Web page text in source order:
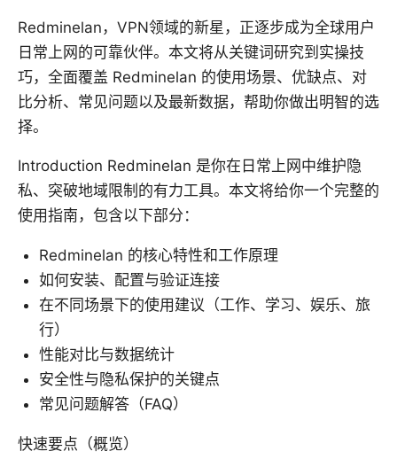
Redminelan，VPN领域的新星，正逐步成为全球用户
日常上网的可靠伙伴。本文将从关键词研究到实操技
巧，全面覆盖 Redminelan 的使用场景、优缺点、对
比分析、常见问题以及最新数据，帮助你做出明智的选
择。
Introduction Redminelan 是你在日常上网中维护隐
私、突破地域限制的有力工具。本文将给你一个完整的
使用指南，包含以下部分：
Redminelan 的核心特性和工作原理
如何安装、配置与验证连接
在不同场景下的使用建议（工作、学习、娱乐、旅
行）
性能对比与数据统计
安全性与隐私保护的关键点
常见问题解答（FAQ）
快速要点（概览）